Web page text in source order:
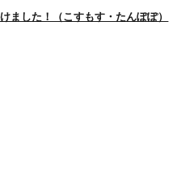
ました！（こすもす・たんぽぽ）